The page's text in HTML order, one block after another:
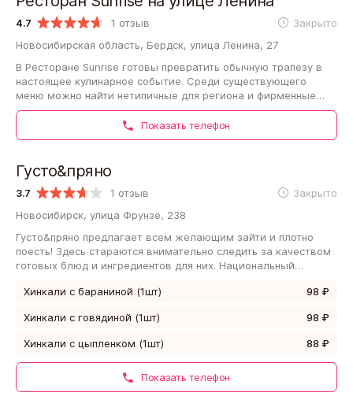
4.7 1 отзыв Закрыто
Новосибирская область, Бердск, улица Ленина, 27
В Ресторане Sunrise готовы превратить обычную трапезу в
настоящее кулинарное событие. Среди существующего
меню можно найти нетипичные для региона и фирменные
блюда. Обслуживающий персонал окажет…
Показать телефон
3.7 1 отзыв Закрыто
Густо&пряно
Новосибирск, улица Фрунзе, 238
Густо&пряно предлагает всем желающим зайти и плотно
поесть! Здесь стараются внимательно следить за качеством
готовых блюд и ингредиентов для них. Национальный
Показать телефон
Хинкали с бараниной (1шт) 98 ₽
Хинкали с говядиной (1шт) 98 ₽
Хинкали с цыпленком (1шт) 88 ₽